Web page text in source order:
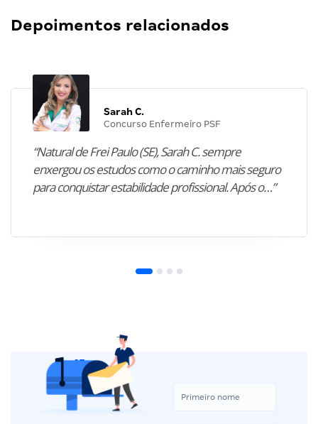
Depoimentos relacionados
Sarah C.
Concurso Enfermeiro PSF
“Natural de Frei Paulo (SE), Sarah C. sempre
enxergou os estudos como o caminho mais seguro
para conquistar estabilidade profissional. Após o…”